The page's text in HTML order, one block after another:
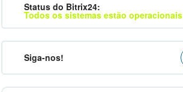
Status do Bitrix24:
Todos os sistemas estão operacionais
Siga-nos!